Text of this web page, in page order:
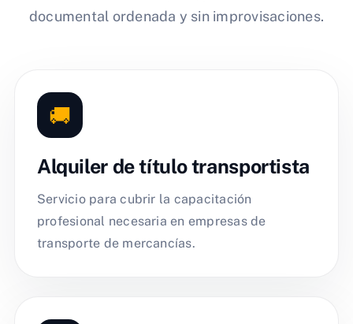
documental ordenada y sin improvisaciones.
🚚
Alquiler de título transportista
Servicio para cubrir la capacitación
profesional necesaria en empresas de
transporte de mercancías.